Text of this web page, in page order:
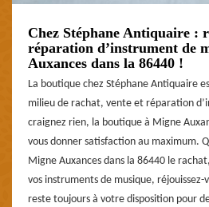
Chez Stéphane Antiquaire :
réparation d’instrument de
Auxances dans la 86440 !
La boutique chez Stéphane Antiquaire
milieu de rachat, vente et réparation
craignez rien, la boutique à Migne
vous donner satisfaction au maximum.
Migne Auxances dans la 86440 le
vos instruments de musique,
reste toujours à votre disposition pour